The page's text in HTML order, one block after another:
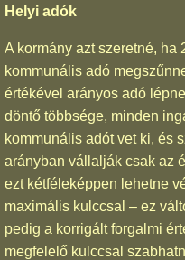
Helyi adók
A kormány azt szeretné,
kommunális adó
értékével arányos adó
döntő többsége, minden
kommunális adót vet ki, és
arányban vállalják csak az
ezt kétféleképpen lehetne
maximális kulccsal – ez
pedig a korrigált forgalmi
megfelelő kulccsal